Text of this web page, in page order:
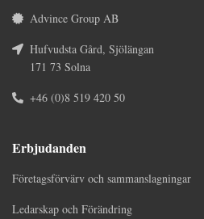
Advince Group AB
Hufvudsta Gård, Sjölängan
171 73 Solna
+46 (0)8 519 420 50
Erbjudanden
Företagsförvärv och sammanslagningar
Ledarskap och Förändring